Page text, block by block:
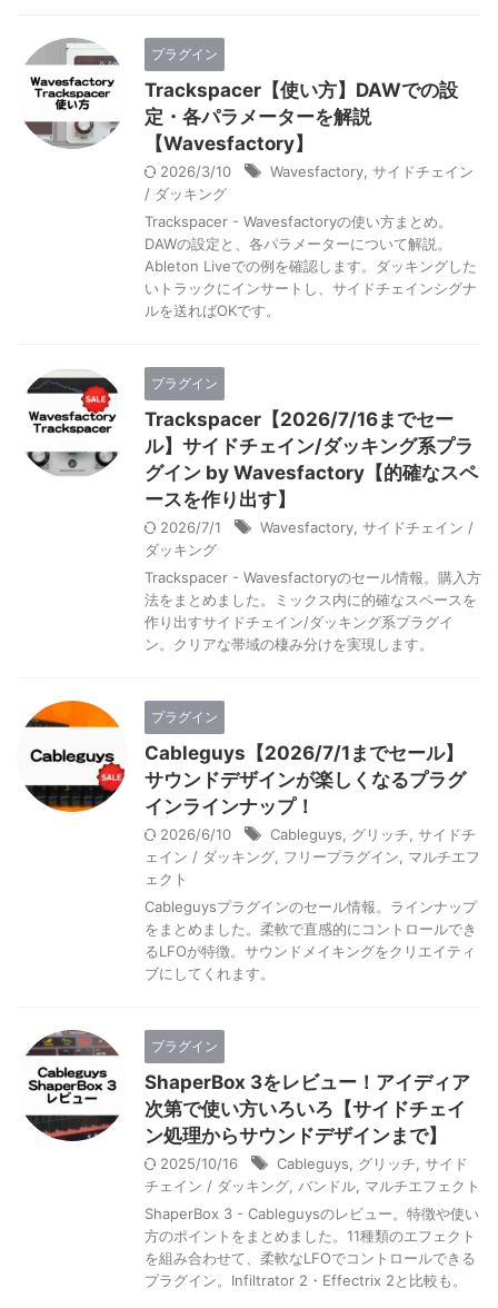
プラグイン
Trackspacer【使い方】DAWでの設
定・各パラメーターを解説
【Wavesfactory】
2026/3/10 Wavesfactory サイドチェイン
/ ダッキング
Trackspacer - Wavesfactoryの使い方まとめ。
DAWの設定と、各パラメーターについて解説。
Ableton Liveでの例を確認します。ダッキングした
いトラックにインサートし、サイドチェインシグナ
ルを送ればOKです。
プラグイン
Trackspacer【2026/7/16までセー
ル】サイドチェイン/ダッキング系プラ
グイン by Wavesfactory【的確なスペ
ースを作り出す】
2026/7/1 Wavesfactory サイドチェイン /
ダッキング
Trackspacer - Wavesfactoryのセール情報。購入方
法をまとめました。ミックス内に的確なスペースを
作り出すサイドチェイン/ダッキング系プラグイ
ン。クリアな帯域の棲み分けを実現します。
プラグイン
Cableguys【2026/7/1までセール】
サウンドデザインが楽しくなるプラグ
インラインナップ！
2026/6/10 Cableguys グリッチ サイドチ
ェイン / ダッキング フリープラグイン
マルチエフ
ェクト
Cableguysプラグインのセール情報。ラインナップ
をまとめました。柔軟で直感的にコントロールでき
るLFOが特徴。サウンドメイキングをクリエイティ
ブにしてくれます。
プラグイン
ShaperBox 3をレビュー！アイディア
次第で使い方いろいろ【サイドチェイ
ン処理からサウンドデザインまで】
2025/10/16 Cableguys グリッチ サイド
チェイン / ダッキング バンドル マルチエフェクト
ShaperBox 3 - Cableguysのレビュー。特徴や使い
方のポイントをまとめました。11種類のエフェクト
を組み合わせて、柔軟なLFOでコントロールできる
プラグイン。Infiltrator 2・Effectrix 2と比較も。